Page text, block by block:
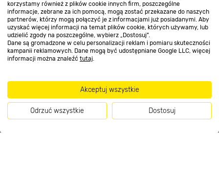
korzystamy również z plików cookie innych firm, poszczególne
informacje, zebrane za ich pomocą, mogą zostać przekazane do naszych
partnerów, którzy mogą połączyć je z informacjami już posiadanymi. Aby
uzyskać więcej informacji na temat plików cookie, których używamy, lub
udzielić zgody na poszczególne, wybierz „Dostosuj”.
Dane są gromadzone w celu personalizacji reklam i pomiaru skuteczności
kampanii reklamowych. Dane mogą być udostępniane Google LLC, więcej
informacji można znaleźć tutaj.
Akceptuj wszystkie
Odrzuć wszystkie Dostosuj
Strefa biznesu
Dołącz do nas
Metody płatności